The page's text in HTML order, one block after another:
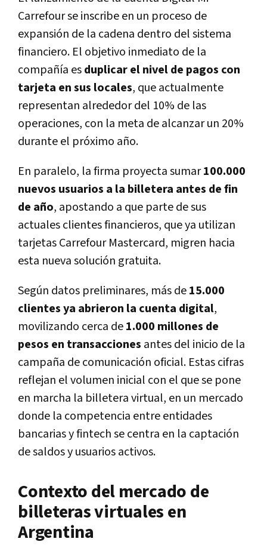
Carrefour se inscribe en un proceso de
expansión de la cadena dentro del sistema
financiero. El objetivo inmediato de la
compañía esduplicar el nivel de pagos con
tarjeta en sus locales, que actualmente
representan alrededor del 10% de las
operaciones, con la meta de alcanzar un 20%
durante el próximo año.
En paralelo, la firma proyecta sumar100.000
nuevos usuarios a la billetera antes de fin
de año, apostando a que parte de sus
actuales clientes financieros, que ya utilizan
tarjetas Carrefour Mastercard, migren hacia
esta nueva solución gratuita.
Según datos preliminares, más de15.000
clientes ya abrieron la cuenta digital,
movilizando cerca de1.000 millones de
pesos en transacciones antes del inicio de la
campaña de comunicación oficial. Estas cifras
reflejan el volumen inicial con el que se pone
en marcha la billetera virtual, en un mercado
donde la competencia entre entidades
bancarias y fintech se centra en la captación
de saldos y usuarios activos.
Contexto del mercado de
billeteras virtuales en
Argentina